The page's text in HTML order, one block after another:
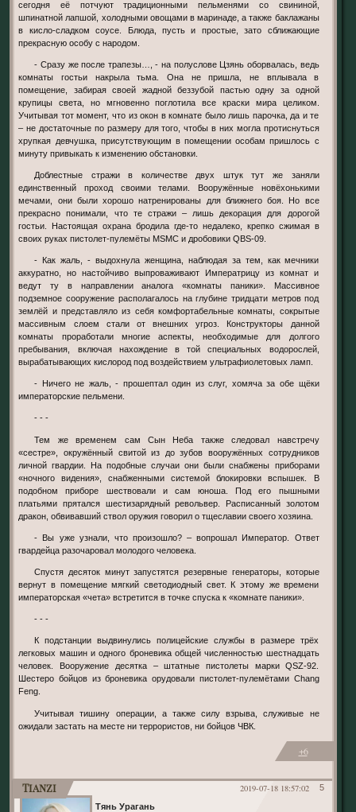
сегодня её потчуют традиционными пельменями со свининой,
шпинатной лапшой, холодными овощами в маринаде, а также баклажаны
в кисло-сладком соусе. Блюда, пусть и простые, зато сближающие
прекрасную особу с народом.
- Сразу же после трапезы…, - на полуслове Цзянь оборвалась, ведь
комнаты гостьи накрыла тьма. Она не пришла, не вплывала в
помещение, забирая своей жадной беззубой пастью одну за одной
крупицы света, но мгновенно поглотила все краски мира целиком.
Учитывая тот момент, что из окон в комнате было лишь парочка, да и те
– не достаточные по размеру для того, чтобы в них могла протиснуться
хрупкая девчушка, присутствующим в помещении особам пришлось с
минуту привыкать к изменению обстановки.
Доблестные стражи в количестве двух штук тут же заняли
единственный проход своими телами. Вооружённые новёхонькими
мечами, они были хорошо натренированы для ближнего боя. Но все
прекрасно понимали, что те стражи – лишь декорация для дорогой
гостьи. Настоящая охрана бродила где-то недалеко, крепко сжимая в
своих руках пистолет-пулемёты MSMC и дробовики QBS-09.
- Как жаль, - выдохнула женщина, наблюдая за тем, как мечники
аккуратно, но настойчиво выпроваживают Императрицу из комнат и
ведут ту в направлении аналога «комнаты паники». Массивное
подземное сооружение располагалось на глубине тридцати метров под
землёй и представляло из себя комфортабельные комнаты, сокрытые
массивным слоем стали от внешних угроз. Конструкторы данной
комнаты проработали многие аспекты, необходимые для долгого
пребывания, включая нахождение в той специальных водорослей,
вырабатывающих кислород под воздействием ультрафиолетовых ламп.
- Ничего не жаль, - прошептал один из слуг, хомяча за обе щёки
императорские пельмени.
- - -
Тем же временем сам Сын Неба также следовал навстречу
«сестре», окружённый свитой из до зубов вооружённых сотрудников
личной гвардии. На подобные случаи они были снабжены приборами
«ночного видения», снабженными системой блокировки вспышек. В
подобном приборе шествовали и сам юноша. Под его пышными
платьями прятался шестизарядный револьвер. Расписанный золотом
дракон, обвивавший ствол оружия говорил о тщеславии своего хозяина.
- Вы уже узнали, что произошло? – вопрошал Император. Ответ
гвардейца разочаровал молодого человека.
Спустя десяток минут запустятся резервные генераторы, которые
вернут в помещение мягкий светодиодный свет. К этому же времени
императорская «чета» встретится в точке спуска к «комнате паники».
- - -
К подстанции выдвинулись полицейские службы в размере трёх
легковых машин и одного броневика общей численностью шестнадцать
человек. Вооружение десятка – штатные пистолеты марки QSZ-92.
Шестеро бойцов из броневика орудовали пистолет-пулемётами Chang
Feng.
Учитывая тишину операции, а также силу взрыва, служивые не
ожидали застать на месте ни террористов, ни бойцов ЧВК.
+6
5
2019-07-18 18:57:02
Tianzi
Тянь Урагань